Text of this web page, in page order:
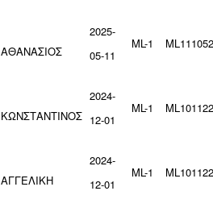
ΑΘΑΝΑΣΙΟΣ
2025-
05-11
ML-1
ΚΩΝΣΤΑΝΤΙΝΟΣ
2024-
12-01
ML-1
ΑΓΓΕΛΙΚΗ
2024-
12-01
ML-1